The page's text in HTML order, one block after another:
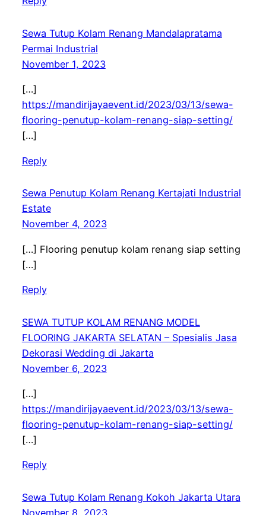
Sewa Tutup Kolam Renang Mandalapratama
Permai Industrial
November 1, 2023
[…]
https://mandirijayaevent.id/2023/03/13/sewa-
flooring-penutup-kolam-renang-siap-setting/
[…]
Reply
Sewa Penutup Kolam Renang Kertajati Industrial
Estate
November 4, 2023
[…] Flooring penutup kolam renang siap setting
[…]
Reply
SEWA TUTUP KOLAM RENANG MODEL
FLOORING JAKARTA SELATAN – Spesialis Jasa
Dekorasi Wedding di Jakarta
November 6, 2023
[…]
https://mandirijayaevent.id/2023/03/13/sewa-
flooring-penutup-kolam-renang-siap-setting/
[…]
Reply
Sewa Tutup Kolam Renang Kokoh Jakarta Utara